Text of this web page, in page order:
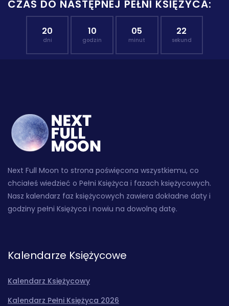
CZAS DO NASTĘPNEJ PEŁNI KSIĘŻYCA:
20
dni
10
godzin
05
minut
21
sekund
Next Full Moon to strona poświęcona wszystkiemu, co
chciałeś wiedzieć o Pełni Księżyca i fazach księżycowych.
Nasz kalendarz faz księżycowych zawiera dokładne daty i
godziny pełni Księżyca i nowiu na dowolną datę.
Kalendarze Księżycowe
Kalendarz Księżycowy
Kalendarz Pełni Księżyca 2026